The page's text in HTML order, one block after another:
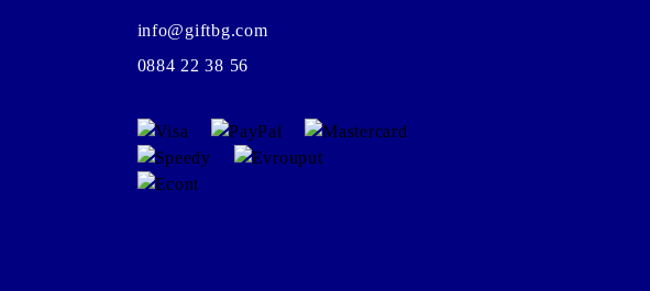
info@giftbg.com
0884 22 38 56